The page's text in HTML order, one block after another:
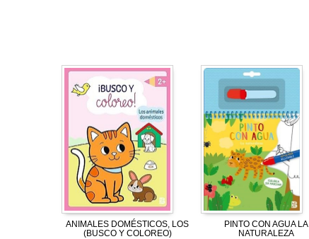
ANIMALES DOMÉSTICOS, LOS
(BUSCO Y COLOREO)
PINTO CON AGUA LA
NATURALEZA